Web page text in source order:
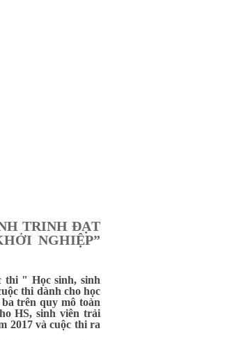
TRINH ĐẠT
NGHIỆP”
thi " Học sinh, sinh
thi dành cho học
trên quy mô toàn
HS, sinh viên trải
2017 và cuộc thi ra